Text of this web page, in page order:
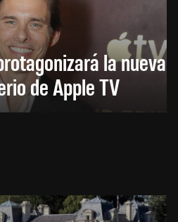
la nueva
de Apple TV